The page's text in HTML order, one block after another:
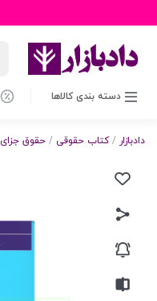
دسته بندی کالاها
دادبازار /کتاب حقوقی / حقوق